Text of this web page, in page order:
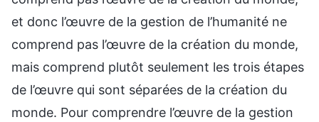
et donc l’œuvre de la gestion de l’humanité ne
comprend pas l’œuvre de la création du monde,
mais comprend plutôt seulement les trois étapes
de l’œuvre qui sont séparées de la création du
monde. Pour comprendre l’œuvre de la gestion